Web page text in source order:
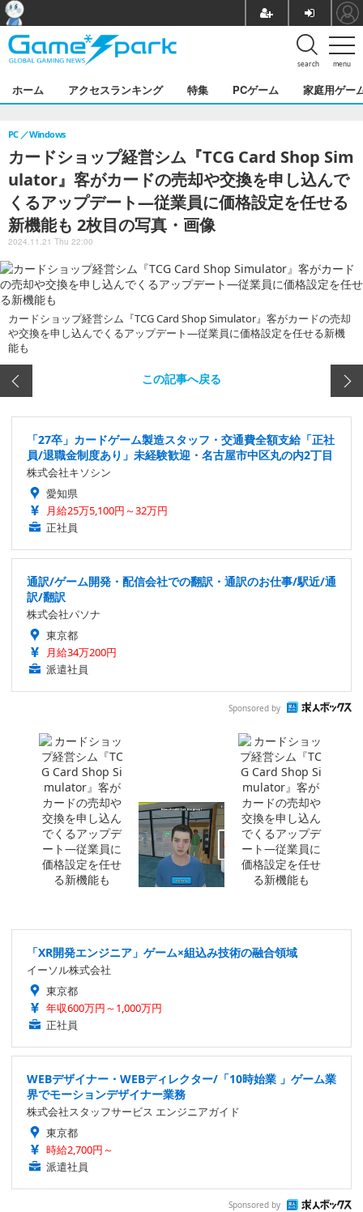
menu
search
ホーム アクセスランキング 特集 PCゲーム 家庭用ゲー
カードショップ経営シム『TCG Card Shop Sim
ulator』客がカードの売却や交換を申し込んで
くるアップデート―従業員に価格設定を任せる
新機能も 2枚目の写真・画像
PC Windows
2024.11.21 Thu 22:00
カードショップ経営シム『TCG Card Shop Simulator』客がカードの売却
や交換を申し込んでくるアップデート―従業員に価格設定を任せる新機
能も
この記事へ戻る
「27卒」カードゲーム製造スタッフ・交通費全額支給「正社
員/退職金制度あり」未経験歓迎・名古屋市中区丸の内2丁目
株式会社キソシン
愛知県
月給25万5,100円～32万円
正社員
通訳/ゲーム開発・配信会社での翻訳・通訳のお仕事/駅近/通
訳/翻訳
株式会社パソナ
東京都
月給34万200円
派遣社員
Sponsored by
「XR開発エンジニア」ゲーム×組込み技術の融合領域
イーソル株式会社
東京都
年収600万円～1,000万円
正社員
WEBデザイナー・WEBディレクター/「10時始業 」ゲーム業
界でモーションデザイナー業務
株式会社スタッフサービス エンジニアガイド
東京都
時給2,700円～
派遣社員
Sponsored by